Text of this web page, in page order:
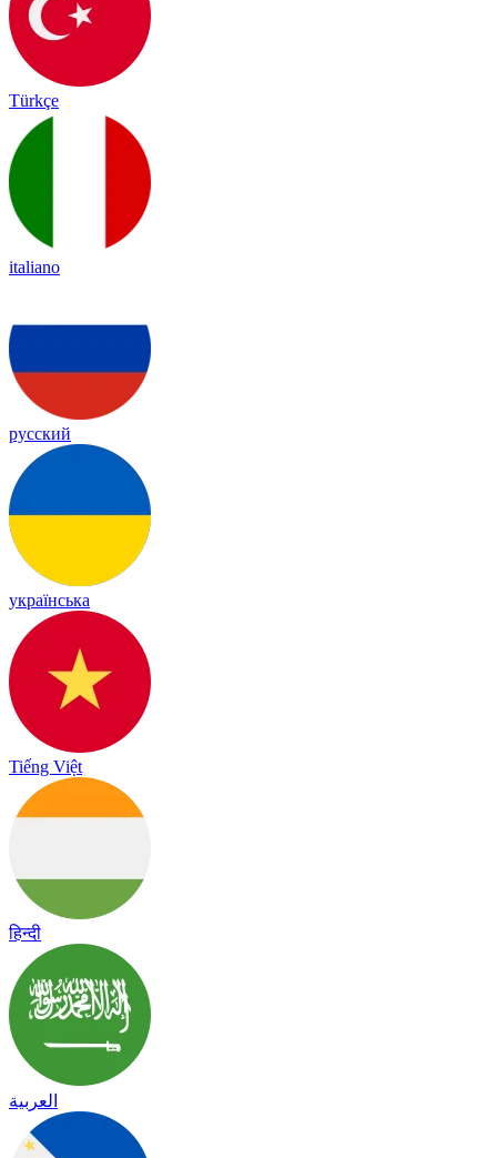
Türkçe
italiano
русский
українська
Tiếng Việt
हिन्दी
العربية